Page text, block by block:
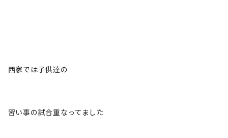
西家では子供達の
習い事の試合重なってました